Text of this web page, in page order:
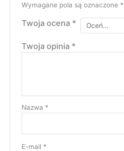
Wymagane pola są oznaczone *
Twoja ocena *
Twoja opinia *
Nazwa *
E-mail *